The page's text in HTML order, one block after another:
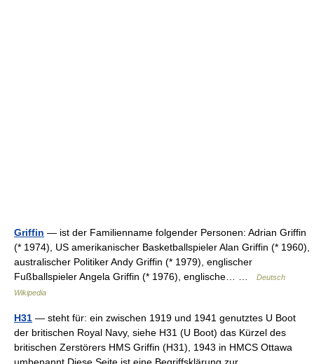
Griffin — ist der Familienname folgender Personen: Adrian Griffin
(* 1974), US amerikanischer Basketballspieler Alan Griffin (* 1960),
australischer Politiker Andy Griffin (* 1979), englischer
Fußballspieler Angela Griffin (* 1976), englische… …
Deutsch
Wikipedia
H31 — steht für: ein zwischen 1919 und 1941 genutztes U Boot
der britischen Royal Navy, siehe H31 (U Boot) das Kürzel des
britischen Zerstörers HMS Griffin (H31), 1943 in HMCS Ottawa